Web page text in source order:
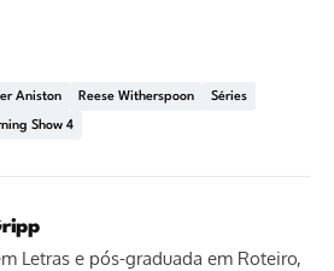
Aniston Reese Witherspoon Séries
Show 4
Letras e pós-graduada em Roteiro,